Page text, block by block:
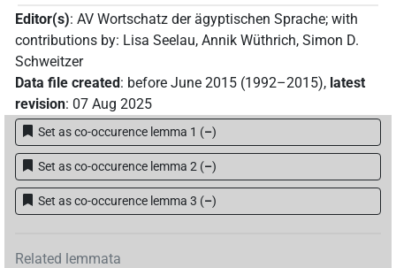
Editor(s): AV Wortschatz der ägyptischen Sprache; with
contributions by: Lisa Seelau, Annik Wüthrich, Simon D.
Schweitzer
Data file created: before June 2015 (1992–2015), latest
revision: 07 Aug 2025
Set as co-occurence lemma 1 (–)
Set as co-occurence lemma 2 (–)
Set as co-occurence lemma 3 (–)
Related lemmata